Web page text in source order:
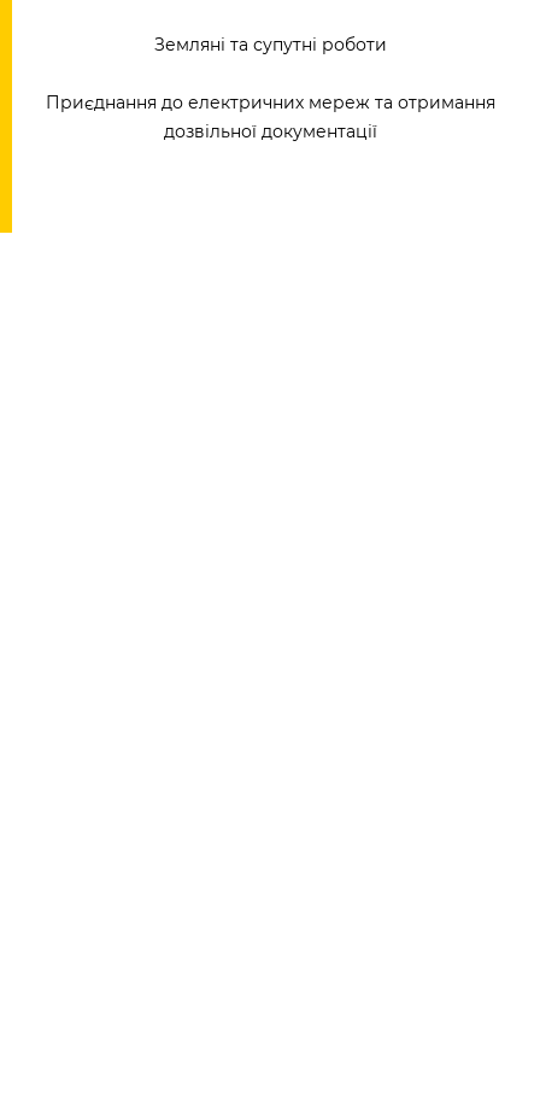
Земляні та супутні роботи
Приєднання до електричних мереж та отримання
дозвільної документації